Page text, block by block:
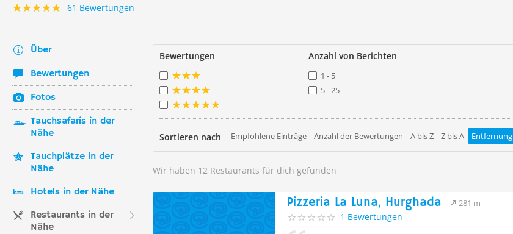
61 Bewertungen
Über
Bewertungen
Fotos
Tauchsafaris in der
Nähe
Tauchplätze in der
Nähe
Hotels in der Nähe
Restaurants in der
Nähe
Bewertungen Anzahl von Berichten
1 - 5
5 - 25
Sortieren nach Empfohlene Einträge Anzahl der Bewertungen A bis Z Z bis A Entfernung
Wir haben 12 Restaurants für dich gefunden
Pizzeria La Luna, Hurghada 281 m
1 Bewertungen